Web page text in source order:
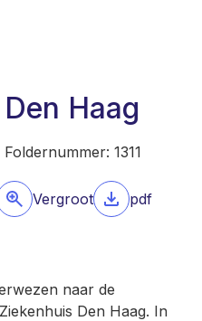
Haag
1311
Vergroot
pdf
naar de
Den Haag. In